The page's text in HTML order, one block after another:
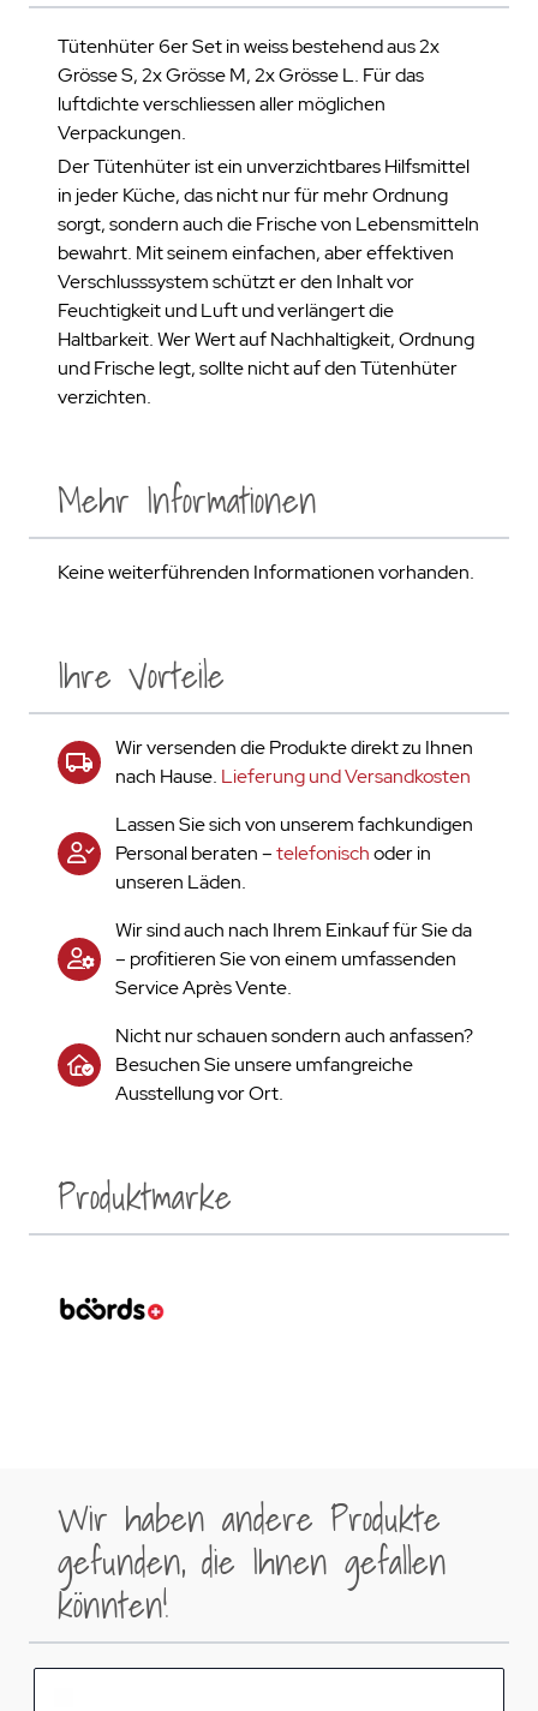
Tütenhüter 6er Set in weiss bestehend aus 2x
Grösse S, 2x Grösse M, 2x Grösse L. Für das
luftdichte verschliessen aller möglichen
Verpackungen.
Der Tütenhüter ist ein unverzichtbares Hilfsmittel
in jeder Küche, das nicht nur für mehr Ordnung
sorgt, sondern auch die Frische von Lebensmitteln
bewahrt. Mit seinem einfachen, aber effektiven
Verschlusssystem schützt er den Inhalt vor
Feuchtigkeit und Luft und verlängert die
Haltbarkeit. Wer Wert auf Nachhaltigkeit, Ordnung
und Frische legt, sollte nicht auf den Tütenhüter
verzichten.
Ihre Vorteile
Wir versenden die Produkte direkt zu Ihnen
nach Hause. Lieferung und Versandkosten
Lassen Sie sich von unserem fachkundigen
Personal beraten –telefonischoder in
unseren Läden.
Wir sind auch nach Ihrem Einkauf für Sie da
– profitieren Sie von einem umfassenden
Service Après Vente.
Nicht nur schauen sondern auch anfassen?
Besuchen Sie unsere umfangreiche
Ausstellung vor Ort.
Mehr Informationen
Keine weiterführenden Informationen vorhanden.
Produktmarke
Wir haben andere Produkte
gefunden, die Ihnen gefallen
könnten!